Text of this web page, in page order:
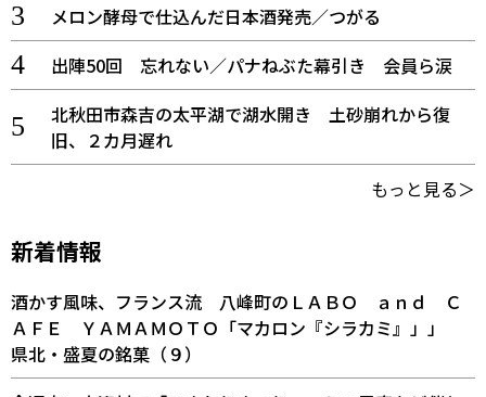
メロン酵母で仕込んだ日本酒発売／つがる
出陣50回 忘れない／パナねぶた幕引き 会員ら涙
北秋田市森吉の太平湖で湖水開き 土砂崩れから復
旧、２カ月遅れ
もっと見る＞
新着情報
酒かす風味、フランス流 八峰町のＬＡＢＯ ａｎｄ Ｃ
ＡＦＥ ＹＡＭＡＭＯＴＯ「マカロン『シラカミ』」」
県北・盛夏の銘菓（９）